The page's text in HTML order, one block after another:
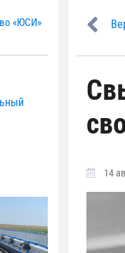
«ЮСИ»
14